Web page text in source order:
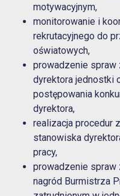
motywacyjnym,
monitorowanie i
rekrutacyjnego do
oświatowych,
prowadzenie
dyrektora jednostki
postępowania
dyrektora,
realizacja procedur
stanowiska
pracy,
prowadzenie spraw
nagród Burmistrza